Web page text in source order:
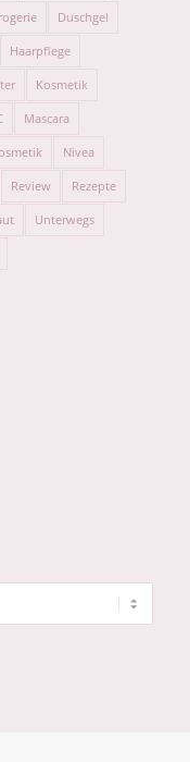
Duschgel
Haarpflege
Kosmetik
Mascara
Nivea
Review Rezepte
Unterwegs